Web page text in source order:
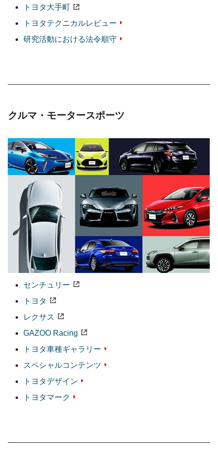
トヨタ大手町
トヨタテクニカルレビュー
研究活動における法令順守
クルマ・モータースポーツ
センチュリー
トヨタ
レクサス
GAZOO Racing
トヨタ車種ギャラリー
スペシャルコンテンツ
トヨタデザイン
トヨタマーク